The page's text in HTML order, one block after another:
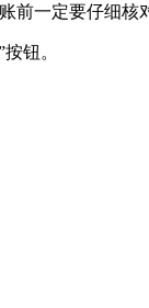
一定要仔细核
钮。